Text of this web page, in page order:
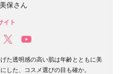
保さん
イト
た透明感の高い肌は年齢とともに美
した、コスメ選びの目も確か。